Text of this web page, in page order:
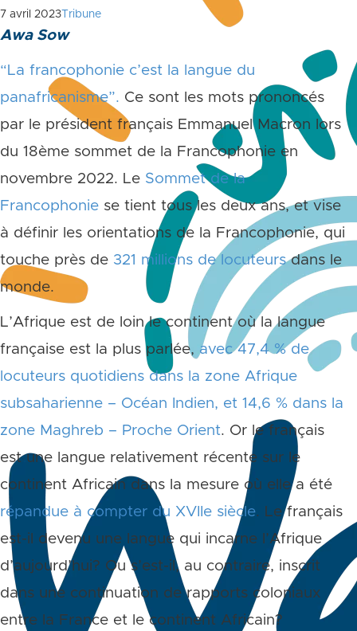
7 avril 2023 Tribune
Awa Sow
“La francophonie c’est la langue du
panafricanisme”. Ce sont les mots prononcés
par le président français Emmanuel Macron lors
du 18ème sommet de la Francophonie en
novembre 2022. Le Sommet de la
Francophonie se tient tous les deux ans, et vise
à définir les orientations de la Francophonie, qui
touche près de 321 millions de locuteursdans le
monde.
L’Afrique est de loin le continent où la langue
française est la plus parlée, avec 47,4 % de
locuteurs quotidiens dans la zone Afrique
subsaharienne – Océan Indien, et 14,6 % dans la
zone Maghreb – Proche Orient. Or le français
est une langue relativement récente sur le
continent Africain dans la mesure où elle a été
répandue à compter du XVIIe siècle. Le français
est-il devenu une langue qui incarne l’Afrique
d’aujourd’hui? Ou s’est-il, au contraire, inscrit
dans une continuation de rapports coloniaux
entre la France et le continent Africain?